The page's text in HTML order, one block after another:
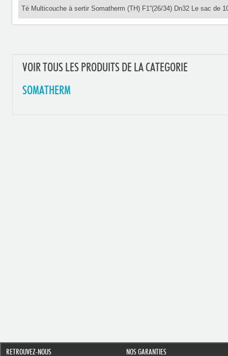
Té Multicouche à sertir Somatherm (TH) F1''(26/34) Dn32 Le sac de
VOIR TOUS LES PRODUITS DE LA CATEGORIE
SOMATHERM
RETROUVEZ-NOUS NOS GARANTIES